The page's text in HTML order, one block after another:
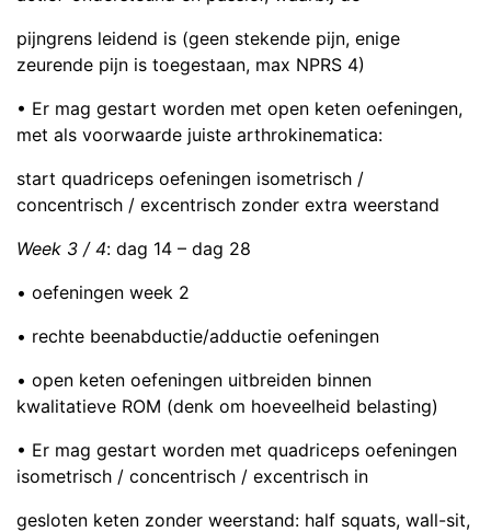
pijngrens leidend is (geen stekende pijn, enige
zeurende pijn is toegestaan, max NPRS 4)
• Er mag gestart worden met open keten oefeningen,
met als voorwaarde juiste arthrokinematica:
start quadriceps oefeningen isometrisch /
concentrisch / excentrisch zonder extra weerstand
Week 3 / 4: dag 14 – dag 28
• oefeningen week 2
• rechte beenabductie/adductie oefeningen
• open keten oefeningen uitbreiden binnen
kwalitatieve ROM (denk om hoeveelheid belasting)
• Er mag gestart worden met quadriceps oefeningen
isometrisch / concentrisch / excentrisch in
gesloten keten zonder weerstand: half squats, wall-sit,